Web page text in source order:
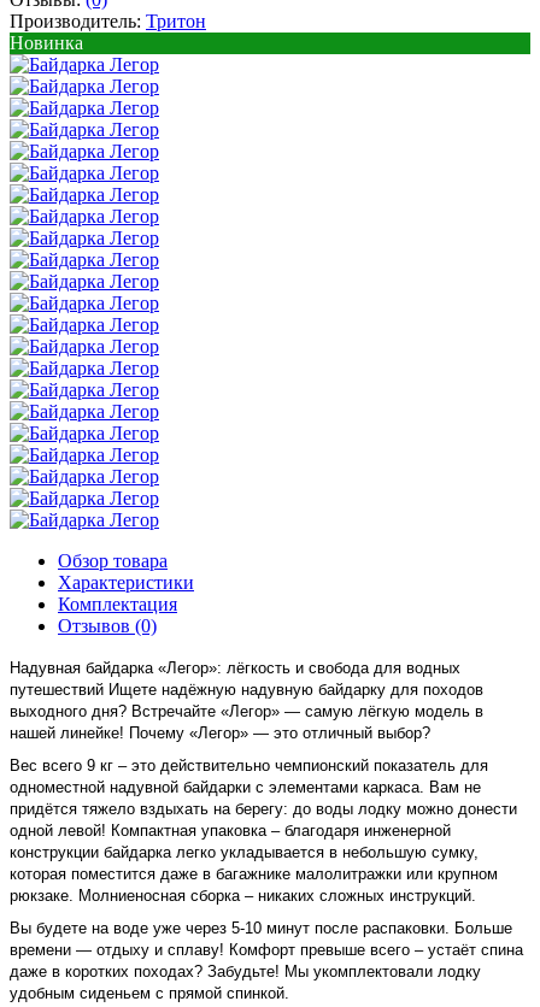
Производитель: Тритон
Новинка
Обзор товара
Характеристики
Комплектация
Отзывов (0)
Надувная байдарка «Легор»: лёгкость и свобода для водных
путешествий Ищете надёжную надувную байдарку для походов
выходного дня? Встречайте «Легор» — самую лёгкую модель в
нашей линейке! Почему «Легор» — это отличный выбор?
Вес всего 9 кг – это действительно чемпионский показатель для
одноместной надувной байдарки с элементами каркаса. Вам не
придётся тяжело вздыхать на берегу: до воды лодку можно донести
одной левой! Компактная упаковка – благодаря инженерной
конструкции байдарка легко укладывается в небольшую сумку,
которая поместится даже в багажнике малолитражки или крупном
рюкзаке. Молниеносная сборка – никаких сложных инструкций.
Вы будете на воде уже через 5-10 минут после распаковки. Больше
времени — отдыху и сплаву! Комфорт превыше всего – устаёт спина
даже в коротких походах? Забудьте! Мы укомплектовали лодку
удобным сиденьем с прямой спинкой.